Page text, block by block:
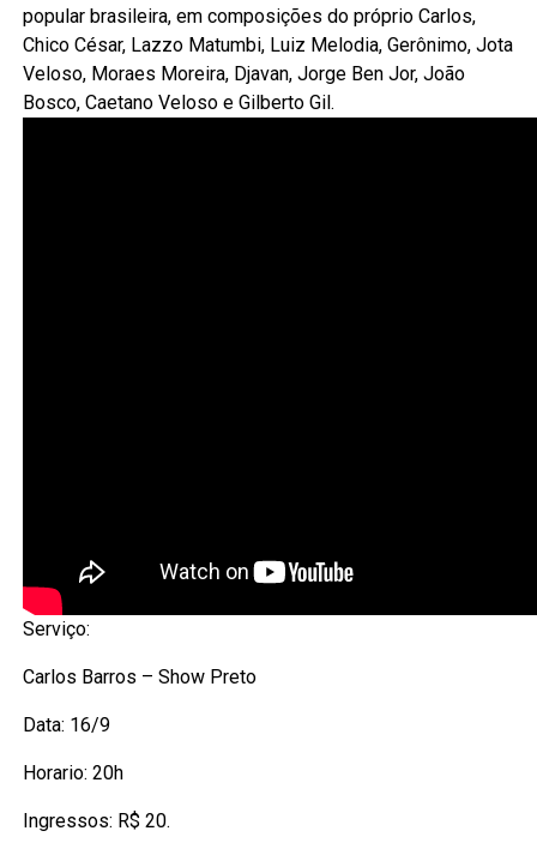
popular brasileira, em composições do próprio Carlos,
Chico César, Lazzo Matumbi, Luiz Melodia, Gerônimo, Jota
Veloso, Moraes Moreira, Djavan, Jorge Ben Jor, João
Bosco, Caetano Veloso e Gilberto Gil.
Serviço:
Carlos Barros – Show Preto
Data: 16/9
Horario: 20h
Ingressos: R$ 20.